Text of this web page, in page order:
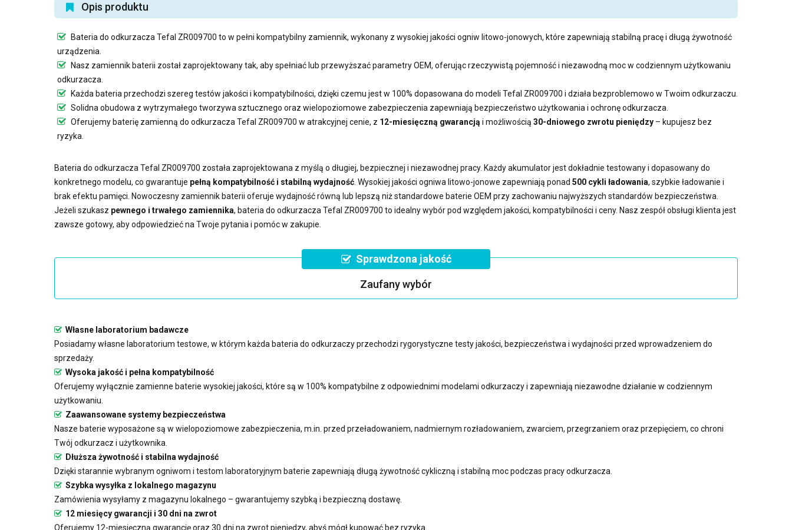
Opis produktu
Bateria do odkurzacza Tefal ZR009700 to w pełni kompatybilny zamiennik, wykonany z wysokiej jakości ogniw litowo-jonowych, które zapewniają stabilną pracę i długą żywotność
urządzenia.
Nasz zamiennik baterii został zaprojektowany tak, aby spełniać lub przewyższać parametry OEM, oferując rzeczywistą pojemność i niezawodną moc w codziennym użytkowaniu
odkurzacza.
Każda bateria przechodzi szereg testów jakości i kompatybilności, dzięki czemu jest w 100% dopasowana do modeli Tefal ZR009700 i działa bezproblemowo w Twoim odkurzaczu.
Solidna obudowa z wytrzymałego tworzywa sztucznego oraz wielopoziomowe zabezpieczenia zapewniają bezpieczeństwo użytkowania i ochronę odkurzacza.
Oferujemy baterię zamienną do odkurzacza Tefal ZR009700 w atrakcyjnej cenie, z 12-miesięczną gwarancją i możliwością 30-dniowego zwrotu pieniędzy – kupujesz bez
ryzyka.
Bateria do odkurzacza Tefal ZR009700 została zaprojektowana z myślą o długiej, bezpiecznej i niezawodnej pracy. Każdy akumulator jest dokładnie testowany i dopasowany do
konkretnego modelu, co gwarantuje pełną kompatybilność i stabilną wydajność . Wysokiej jakości ogniwa litowo-jonowe zapewniają ponad 500 cykli ładowania, szybkie ładowanie i
brak efektu pamięci. Nowoczesny zamiennik baterii oferuje wydajność równą lub lepszą niż standardowe baterie OEM przy zachowaniu najwyższych standardów bezpieczeństwa.
Jeżeli szukasz pewnego i trwałego zamiennika, bateria do odkurzacza Tefal ZR009700 to idealny wybór pod względem jakości, kompatybilności i ceny. Nasz zespół obsługi klienta jest
zawsze gotowy, aby odpowiedzieć na Twoje pytania i pomóc w zakupie.
Sprawdzona jakość
Zaufany wybór
Własne laboratorium badawcze
Posiadamy własne laboratorium testowe, w którym każda bateria do odkurzaczy przechodzi rygorystyczne testy jakości, bezpieczeństwa i wydajności przed wprowadzeniem do
sprzedaży.
Wysoka jakość i pełna kompatybilność
Oferujemy wyłącznie zamienne baterie wysokiej jakości, które są w 100% kompatybilne z odpowiednimi modelami odkurzaczy i zapewniają niezawodne działanie w codziennym
użytkowaniu.
Zaawansowane systemy bezpieczeństwa
Nasze baterie wyposażone są w wielopoziomowe zabezpieczenia, m.in. przed przeładowaniem, nadmiernym rozładowaniem, zwarciem, przegrzaniem oraz przepięciem, co chroni
Twój odkurzacz i użytkownika.
Dłuższa żywotność i stabilna wydajność
Dzięki starannie wybranym ogniwom i testom laboratoryjnym baterie zapewniają długą żywotność cykliczną i stabilną moc podczas pracy odkurzacza.
Szybka wysyłka z lokalnego magazynu
Zamówienia wysyłamy z magazynu lokalnego – gwarantujemy szybką i bezpieczną dostawę.
12 miesięcy gwarancji i 30 dni na zwrot
Oferujemy 12-miesięczną gwarancję oraz 30 dni na zwrot pieniędzy, abyś mógł kupować bez ryzyka.